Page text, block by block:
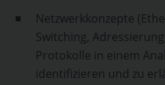
Netzwerkkonzepte
Switching,
Protokolle in einem
identifizieren und zu